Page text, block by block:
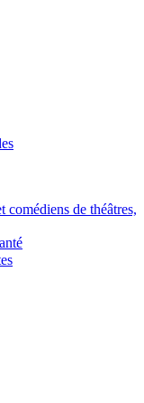
de théâtres,